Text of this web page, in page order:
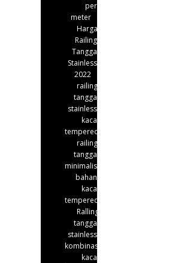
per
meter
Harga
Railing
Tangga
Stainless
2022
railing
tangga
stainless
kaca
tempered
railing
tangga
minimalis
bahan
kaca
tempered
Ralling
tangga
stainless
kombinasi
kaca